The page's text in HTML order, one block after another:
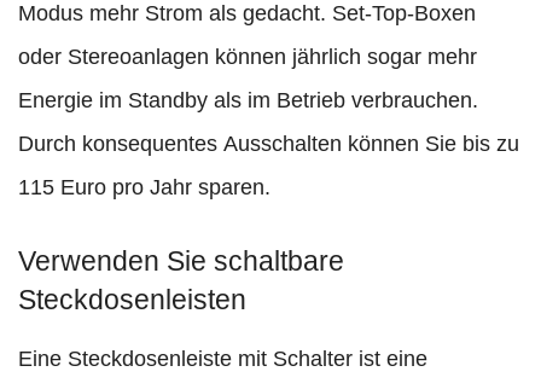
Modus mehr Strom als gedacht. Set-Top-Boxen
oder Stereoanlagen können jährlich sogar mehr
Energie im Standby als im Betrieb verbrauchen.
Durch konsequentes Ausschalten können Sie bis zu
115 Euro pro Jahr sparen.
Verwenden Sie schaltbare
Steckdosenleisten
Eine Steckdosenleiste mit Schalter ist eine